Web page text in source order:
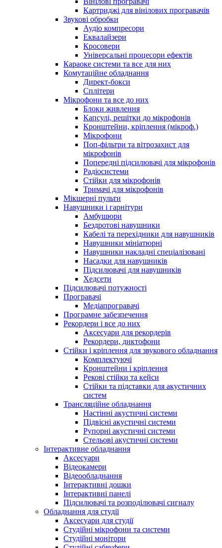
Картриджі для вінілових програвачів
Звукові обробки
Аудіо компресори
Еквалайзери
Кросовери
Універсальні процесори ефектів
Караоке системи та все для них
Комутаційне обладнання
Директ-бокси
Сплітери
Мікрофони та все до них
Блоки живлення
Капсулі, решітки до мікрофонів
Кронштейни, кріплення (мікроф.)
Мікрофони
Поп-фільтри та вітрозахист для
мікрофонів
Попередні підсилювачі для мікрофонів
Радіосистеми
Стійки для мікрофонів
Тримачі для мікрофонів
Мікшерні пульти
Навушники і гарнітури
Амбушюри
Бездротові навушники
Кабелі та перехідники для навушників
Навушники мініатюрні
Навушники накладні спеціалізовані
Насадки для навушників
Підсилювачі для навушників
Хедсети
Підсилювачі потужності
Програвачі
Медіапрогравачі
Програмне забезпечення
Рекордери і все до них
Аксесуари для рекордерів
Рекордери, диктофони
Стійки і кріплення для звукового обладнання
Комплектуючі
Кронштейни і кріплення
Рекові стійки та кейси
Стійки та підставки для акустичних
систем
Трансляційне обладнання
Настінні акустичні системи
Підвісні акустичні системи
Рупорні акустичні системи
Стельові акустичні системи
Інтерактивне обладнання
Аксесуари
Відеокамери
Відеообладнання
Інтерактивні дошки
Інтерактивні панелі
Підсилювачі та розподілювачі сигналу
Обладнання для студії
Аксесуари для студії
Студійні мікрофони та системи
Студійні монітори